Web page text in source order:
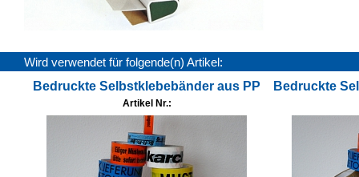
Wird verwendet für folgende(n) Artikel:
Bedruckte Selbstklebebänder aus PP
Artikel Nr.:
Bedruckte